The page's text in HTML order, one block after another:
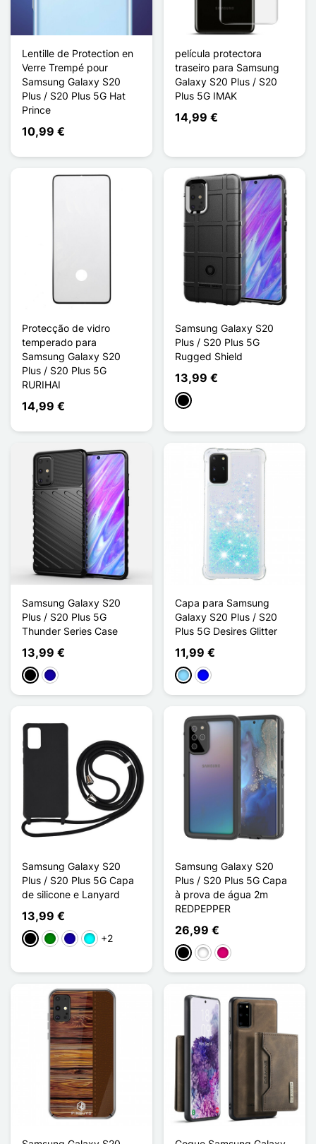
Lentille de Protection en
Verre Trempé pour
Samsung Galaxy S20
Plus / S20 Plus 5G Hat
Prince
10,99 €
película protectora
traseiro para Samsung
Galaxy S20 Plus / S20
Plus 5G IMAK
14,99 €
Protecção de vidro
temperado para
Samsung Galaxy S20
Plus / S20 Plus 5G
RURIHAI
14,99 €
Samsung Galaxy S20
Plus / S20 Plus 5G
Rugged Shield
13,99 €
Preto
Samsung Galaxy S20
Plus / S20 Plus 5G
Thunder Series Case
13,99 €
PretoAzul Escuro
Capa para Samsung
Galaxy S20 Plus / S20
Plus 5G Desires Glitter
11,99 €
Azul Claro
Azul
Samsung Galaxy S20
Plus / S20 Plus 5G Capa
de silicone e Lanyard
13,99 €
PretoVerdeAzul Escuro
Ciano
+2
Samsung Galaxy S20
Plus / S20 Plus 5G Capa
à prova de água 2m
REDPEPPER
26,99 €
PretoBrancoMagenta